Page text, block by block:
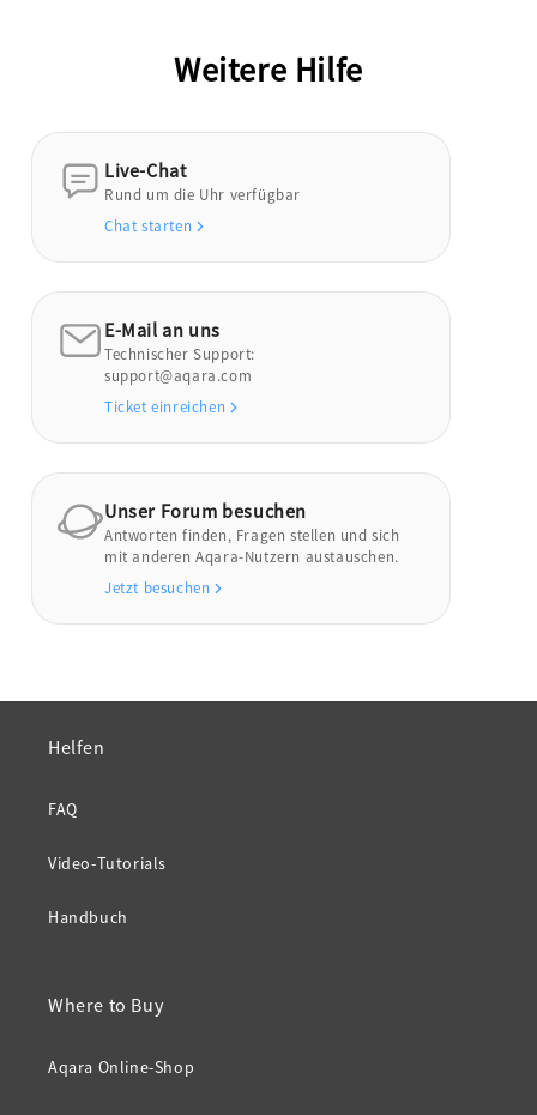
Weitere Hilfe
Live-Chat
Rund um die Uhr verfügbar
Chat starten
E-Mail an uns
Technischer Support:
support@aqara.com
Ticket einreichen
Unser Forum besuchen
Antworten finden, Fragen stellen und sich
mit anderen Aqara-Nutzern austauschen.
Jetzt besuchen
Helfen
FAQ
Video-Tutorials
Handbuch
Where to Buy
Aqara Online-Shop